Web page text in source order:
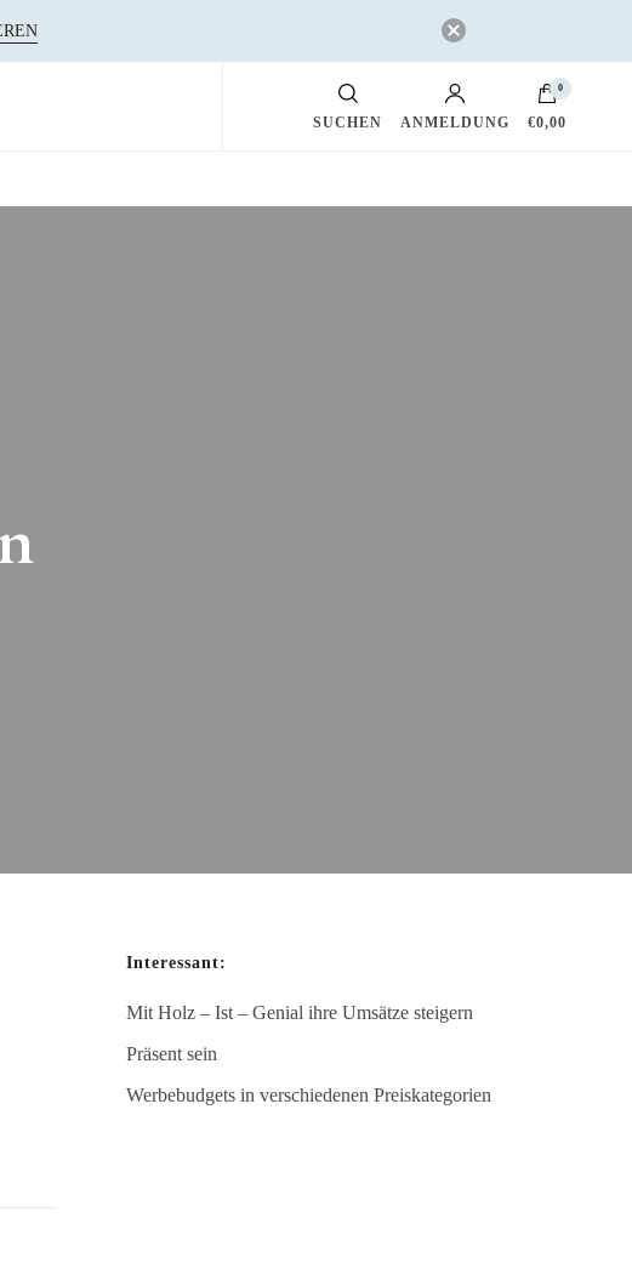
SUCHEN ANMELDUNG
0
€0,00
Interessant:
Mit Holz – Ist – Genial ihre Umsätze steigern
Präsent sein
Werbebudgets in verschiedenen Preiskategorien